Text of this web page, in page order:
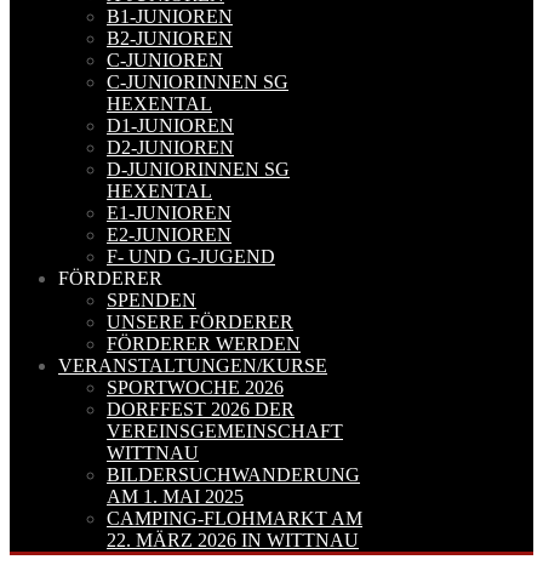
B1-JUNIOREN
B2-JUNIOREN
C-JUNIOREN
C-JUNIORINNEN SG
HEXENTAL
D1-JUNIOREN
D2-JUNIOREN
D-JUNIORINNEN SG
HEXENTAL
E1-JUNIOREN
E2-JUNIOREN
F- UND G-JUGEND
FÖRDERER
SPENDEN
UNSERE FÖRDERER
FÖRDERER WERDEN
VERANSTALTUNGEN/KURSE
SPORTWOCHE 2026
DORFFEST 2026 DER
VEREINSGEMEINSCHAFT
WITTNAU
BILDERSUCHWANDERUNG
AM 1. MAI 2025
CAMPING-FLOHMARKT AM
22. MÄRZ 2026 IN WITTNAU